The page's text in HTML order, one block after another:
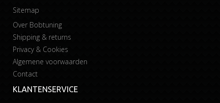
Sitemap
Over Bobtuning
Shipping & returns
Privacy & Cookies
Algemene voorwaarden
Contact
KLANTENSERVICE